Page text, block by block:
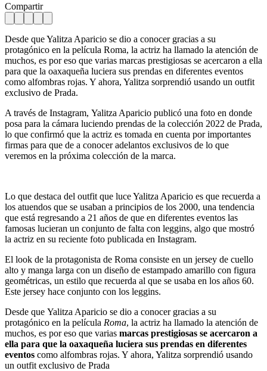
Compartir
Desde que Yalitza Aparicio se dio a conocer gracias a su
protagónico en la película Roma, la actriz ha llamado la atención de
muchos, es por eso que varias marcas prestigiosas se acercaron a ella
para que la oaxaqueña luciera sus prendas en diferentes eventos
como alfombras rojas. Y ahora, Yalitza sorprendió usando un outfit
exclusivo de Prada.
A través de Instagram, Yalitza Aparicio publicó una foto en donde
posa para la cámara luciendo prendas de la colección 2022 de Prada,
lo que confirmó que la actriz es tomada en cuenta por importantes
firmas para que de a conocer adelantos exclusivos de lo que
veremos en la próxima colección de la marca.
Lo que destaca del outfit que luce Yalitza Aparicio es que recuerda a
los atuendos que se usaban a principios de los 2000, una tendencia
que está regresando a 21 años de que en diferentes eventos las
famosas lucieran un conjunto de falta con leggins, algo que mostró
la actriz en su reciente foto publicada en Instagram.
El look de la protagonista de Roma consiste en un jersey de cuello
alto y manga larga con un diseño de estampado amarillo con figura
geométricas, un estilo que recuerda al que se usaba en los años 60.
Este jersey hace conjunto con los leggins.
Desde que Yalitza Aparicio se dio a conocer gracias a su
protagónico en la película Roma, la actriz ha llamado la atención de
muchos, es por eso que varias marcas prestigiosas se acercaron a
ella para que la oaxaqueña luciera sus prendas en diferentes
eventos como alfombras rojas. Y ahora, Yalitza sorprendió usando
un outfit exclusivo de Prada